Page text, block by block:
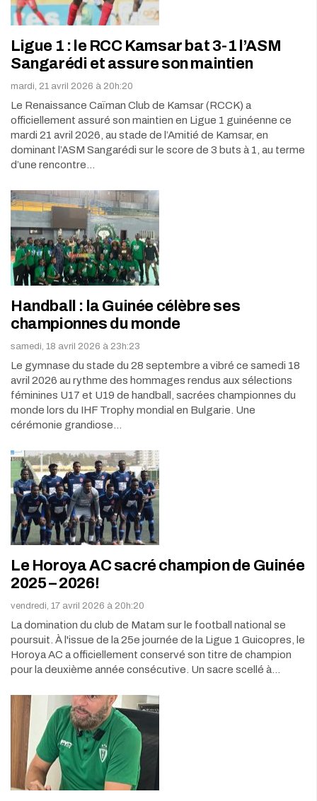
Ligue 1 : le RCC Kamsar bat 3-1 l’ASM
Sangarédi et assure son maintien
mardi, 21 avril 2026 à 20h:20
Le Renaissance Caïman Club de Kamsar (RCCK) a
officiellement assuré son maintien en Ligue 1 guinéenne ce
mardi 21 avril 2026, au stade de l’Amitié de Kamsar, en
dominant l’ASM Sangarédi sur le score de 3 buts à 1, au terme
d’une rencontre…
Handball : la Guinée célèbre ses
championnes du monde
samedi, 18 avril 2026 à 23h:23
Le gymnase du stade du 28 septembre a vibré ce samedi 18
avril 2026 au rythme des hommages rendus aux sélections
féminines U17 et U19 de handball, sacrées championnes du
monde lors du IHF Trophy mondial en Bulgarie. Une
cérémonie grandiose…
Le Horoya AC sacré champion de Guinée
2025 – 2026!
vendredi, 17 avril 2026 à 20h:20
La domination du club de Matam sur le football national se
poursuit. À l'issue de la 25e journée de la Ligue 1 Guicopres, le
Horoya AC a officiellement conservé son titre de champion
pour la deuxième année consécutive. Un sacre scellé à…